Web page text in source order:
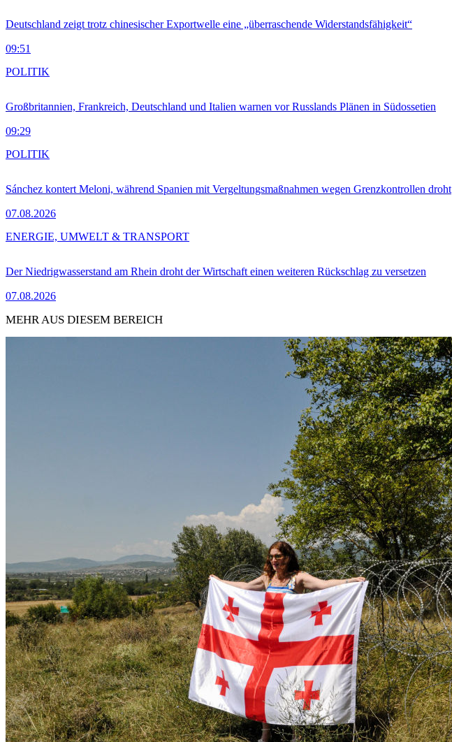
Deutschland zeigt trotz chinesischer Exportwelle eine „überraschende Widerstandsfähigkeit“
09:51
Großbritannien, Frankreich, Deutschland und Italien warnen vor Russlands Plänen in Südossetien
09:29
POLITIK
Sánchez kontert Meloni, während Spanien mit Vergeltungsmaßnahmen wegen Grenzkontrollen droht
07.08.2026
POLITIK
Der Niedrigwasserstand am Rhein droht der Wirtschaft einen weiteren Rückschlag zu versetzen
07.08.2026
ENERGIE, UMWELT & TRANSPORT
MEHR AUS DIESEM BEREICH